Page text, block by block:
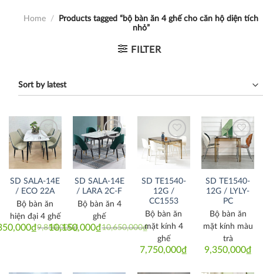
Home /
Products tagged “bộ bàn ăn 4 ghế cho căn hộ diện tích
nhỏ”
FILTER
Thích
SD SALA-14E
/ ECO 22A
9,850,000₫
Original
₫Current
Bộ bàn ăn
hiện đại 4 ghế
Thích
SD SALA-14E
/ LARA 2C-F
10,650,000₫
Original
10,650,000₫.
10,150,000₫Current
10,150,000₫.
Bộ bàn ăn 4
ghế
Thích
SD TE1540-
12G /
CC1553
7,750,000₫
Bộ bàn ăn
mặt kính 4
ghế
Thích
SD TE1540-
12G / LYLY-
PC
9,350,000₫
Bộ bàn ăn
mặt kính màu
trà